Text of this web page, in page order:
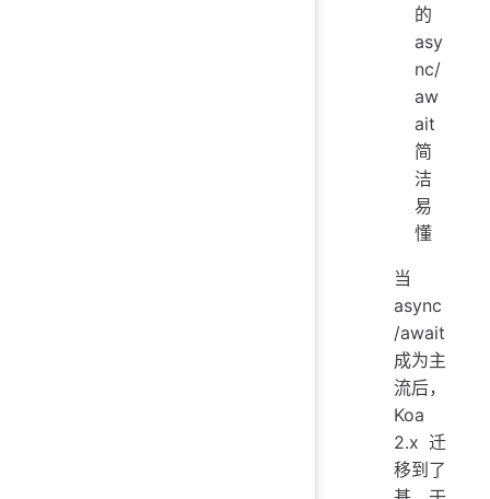
的
asy
nc/
aw
ait
简
洁
易
懂
当
async
/await
成为主
流后，
Koa
2.x 迁
移到了